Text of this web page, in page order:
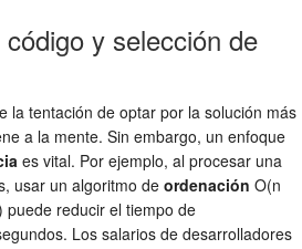
y selección de
la tentación de optar por la solución más
a la mente. Sin embargo, un enfoque
es vital. Por ejemplo, al procesar una
usar un algoritmo de ordenación O(n
puede reducir el tiempo de
Los salarios de desarrolladores